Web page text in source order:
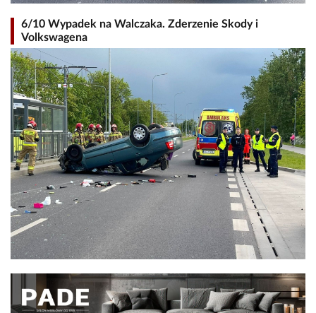
6/10 Wypadek na Walczaka. Zderzenie Skody i
Volkswagena